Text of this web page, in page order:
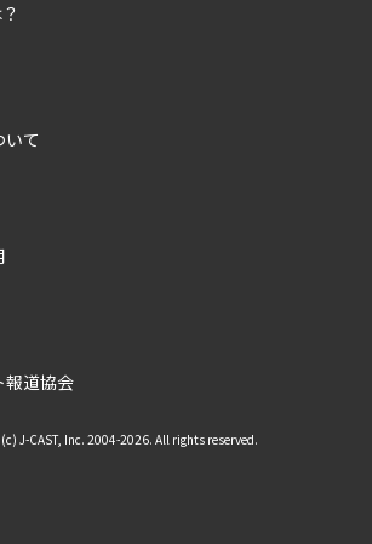
て
報道協会
J-CAST, Inc. 2004-2026. All rights reserved.